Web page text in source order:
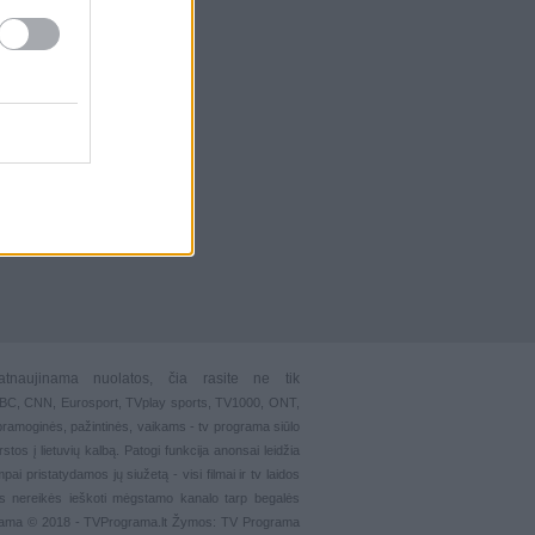
nuolatos, čia rasite ne tik
CNN, Eurosport, TVplay sports , TV1000, ONT,
pažintinės vaikams - tv programa siūlo
į lietuvių kalbą. Patogi funkcija anonsai leidžia
pristatydamos jų siužetą - visi filmai ir tv laidos
nereikės ieškoti mėgstamo kanalo tarp begalės
© 2018 - TVPrograma.lt Žymos: TV Programa